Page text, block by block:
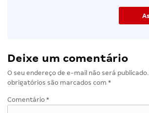
Deixe um comentário
O seu endereço de e-mail não será publicado.
obrigatórios são marcados com *
Comentário *